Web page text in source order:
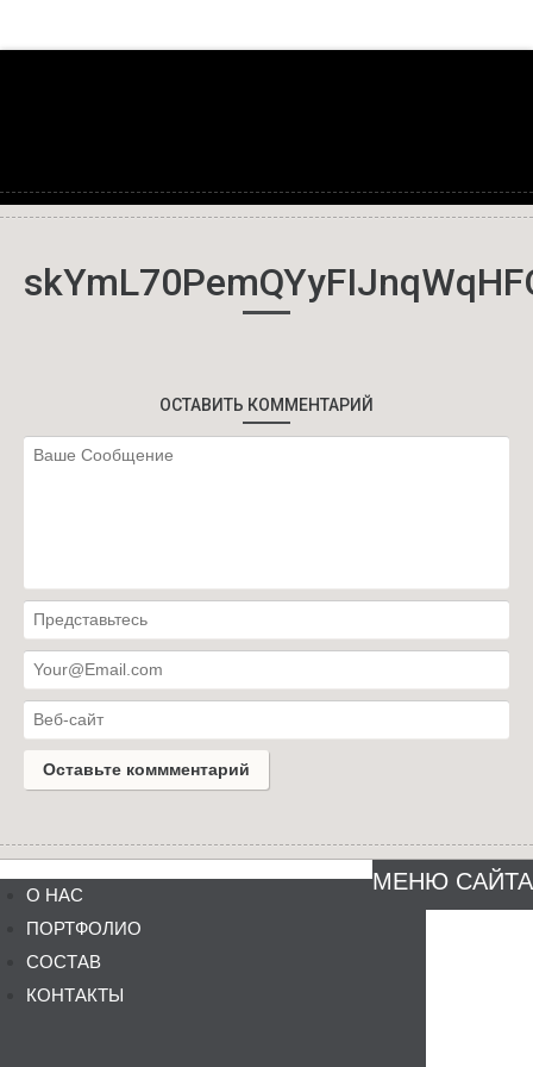
ОСТАВИТЬ КОММЕНТАРИЙ
МЕНЮ САЙТА
О НАС
ПОРТФОЛИО
СОСТАВ
КОНТАКТЫ